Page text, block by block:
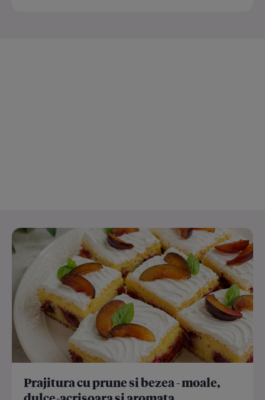
Prajitura cu prune si bezea - moale,